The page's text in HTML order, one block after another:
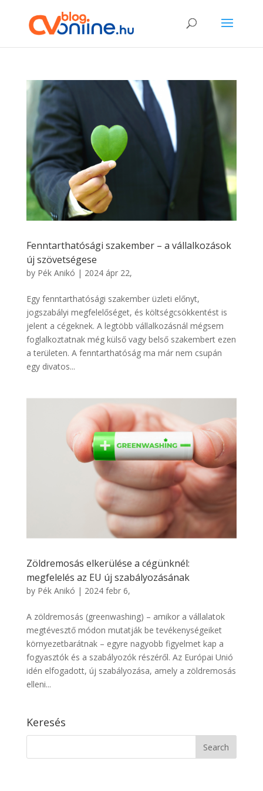
Fenntarthatósági szakember – a vállalkozások
új szövetségese
by Pék Anikó | 2024 ápr 22,
Egy fenntarthatósági szakember üzleti előnyt,
jogszabályi megfelelőséget, és költségcsökkentést is
jelent a cégeknek. A legtöbb vállalkozásnál mégsem
foglalkoztatnak még külső vagy belső szakembert ezen
a területen. A fenntarthatóság ma már nem csupán
egy divatos...
Zöldremosás elkerülése a cégünknél:
megfelelés az EU új szabályozásának
by Pék Anikó | 2024 febr 6,
A zöldremosás (greenwashing) – amikor a vállalatok
megtévesztő módon mutatják be tevékenységeiket
környezetbarátnak – egyre nagyobb figyelmet kap a
fogyasztók és a szabályozók részéről. Az Európai Unió
idén elfogadott, új szabályozása, amely a zöldremosás
elleni...
Keresés